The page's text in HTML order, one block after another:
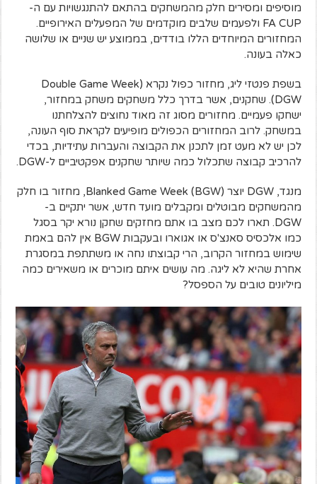
מוסיפים ומסירים חלק מהמשחקים בהתאם להתנגשויות עם ה-
FA CUP ולפעמים שלבים מוקדמים של המפעלים האירופיים.
המחזורים המיוחדים הללו בודדים, בממוצע יש שניים או שלושה
כאלה בעונה.
בשפת פנטזי ליג, מחזור כפול נקרא (Double Game Week
(DGW. שחקנים, אשר בדרך כלל משחקים משחק במחזור,
ישחקו פעמיים. מחזורים מסוג זה מאוד נחוצים להצלחתנו
במשחק. לרוב המחזורים הכפולים מופיעים לקראת סוף העונה,
לכן יש לא מעט זמן לתכנן את הקבוצה והעברות עתידיות, בכדי
להרכיב קבוצה שתכלול כמה שיותר שחקנים אפקטיביים ל-DGW.
מנגד, DGW יוצר (Blanked Game Week (BGW, מחזור בו חלק
מהמשחקים מבוטלים ומקבלים מועד חדש, אשר יתקיים ב-
DGW. תארו לכם מצב בו אתם מחזקים שחקן נורא יקר בסגל
כמו אלכסיס סאנצ'ס או אגוארו ובעקבות BGW אין להם באמת
שימוש במחזור הקרוב, הרי קבוצתו נחה או משתתפת במסגרת
אחרת שהיא לא ליגה. מה עושים איתם מוכרים או משאירים כמה
מיליונים טובים על הספסל?